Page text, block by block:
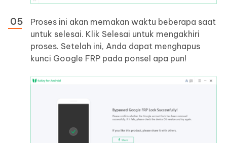
Proses ini akan memakan waktu beberapa saat
untuk selesai. Klik Selesai untuk mengakhiri
proses. Setelah ini, Anda dapat menghapus
kunci Google FRP pada ponsel apa pun!